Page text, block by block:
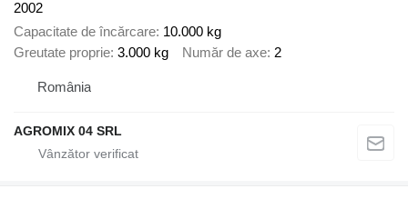
2002
Capacitate de încărcare 10.000 kg
Greutate proprie 3.000 kg Număr de axe 2
România
AGROMIX 04 SRL